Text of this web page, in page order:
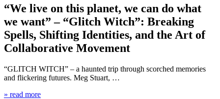
“We live on this planet, we can do what
we want” – “Glitch Witch”: Breaking
Spells, Shifting Identities, and the Art of
Collaborative Movement
“GLITCH WITCH” – a haunted trip through scorched memories
and flickering futures. Meg Stuart, …
» read more